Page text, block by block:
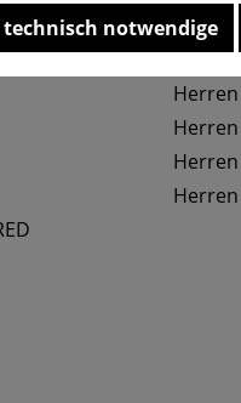
Top
Herren
notwendige